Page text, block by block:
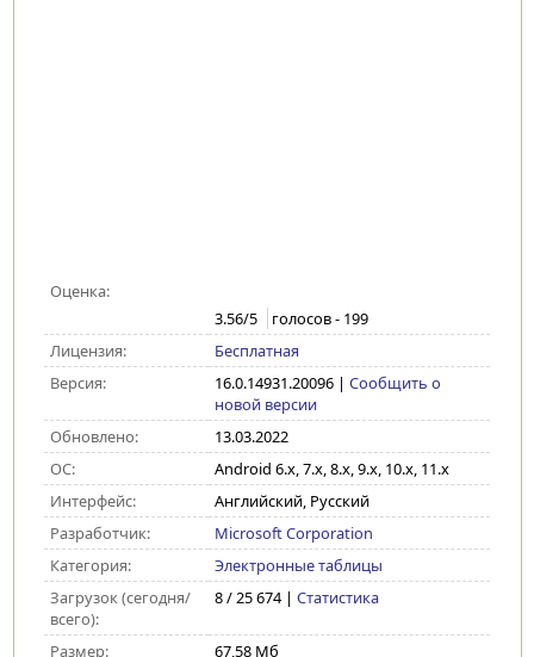
Оценка:
3.56/5 голосов - 199
Лицензия:
Бесплатная
Версия:
16.0.14931.20096| Сообщить о
новой версии
Обновлено:
13.03.2022
ОС:
Android 6.x, 7.x, 8.x, 9.x, 10.x, 11.x
Интерфейс:
Английский, Русский
Разработчик:
Microsoft Corporation
Категория:
Электронные таблицы
Загрузок (сегодня/
всего):
8 / 25 674 | Статистика
Размер: 67,58 Мб